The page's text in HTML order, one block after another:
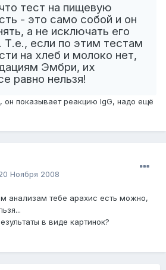
тест на пищевую
- это само собой и он
а не исключать его
Т.е., если по этим тестам
на хлеб и молоко нет,
Эмбри, их
равно нельзя!
, он показывает реакцию IgG, надо ещё
Ноября 2008
анализам тебе арахис есть можно,
в виде картинок?